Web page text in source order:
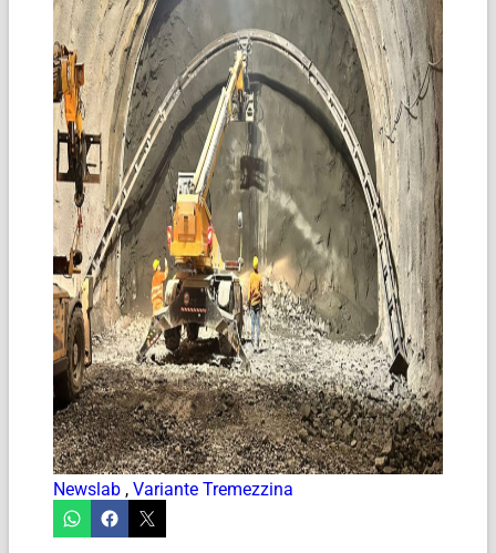
Newslab , Variante Tremezzina